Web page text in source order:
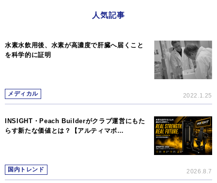
人気記事
水素水飲用後、水素が高濃度で肝臓へ届くこと
を科学的に証明
メディカル 2022.1.25
INSIGHT・Peach Builderがクラブ運営にもた
らす新たな価値とは？【アルティマボ…
国内トレンド 2026.8.7